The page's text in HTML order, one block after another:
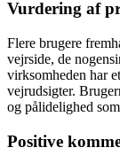
Vurdering af
Flere brugere
vejrside, de
virksomheden har
vejrudsigter.
og pålidelighed
Positive